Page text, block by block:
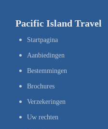
Pacific Island Travel
Startpagina
Aanbiedingen
Bestemmingen
Brochures
Verzekeringen
Uw rechten